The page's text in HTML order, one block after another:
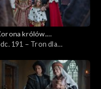
królów.
191 – Tron dla